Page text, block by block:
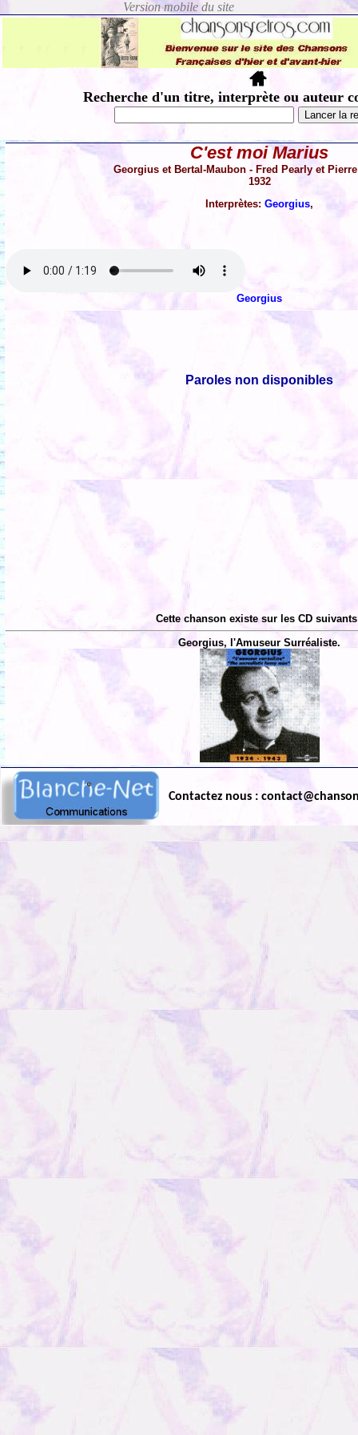
Recherche d'un titre, interprète ou auteur
C'est moi Marius
Georgius et Bertal-Maubon - Fred Pearly et
1932
Interprètes:Georgius,
Georgius
Paroles non disponibles
Cette chanson existe sur les CD
Georgius, l'Amuseur Surréaliste.
Contactez nous :